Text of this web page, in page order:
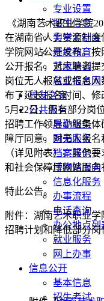
专业设置
招生信息
奖学金制度
继续教育
艺术培训
就业信息网
校友之家
公共服务
后勤服务
图书服务
档案服务
博物馆服务
信息化服务
办事流程
电话查询
办公地点列
就业服务
网上办事
信息公开
基本信息
招生考试
《湖南艺术职业学院
在湖南省人力资源社
学院网站公开发布。
公开报名，对应聘者
岗位无人报名或报名人
布了延长报名时间、
5月22日，仍有部分岗
招聘工作领导小组集
障厅同意，对无人报
（详见附表），其他
和社会保障厅网站面向
特此公告。
附件：湖南艺术职业
招聘计划和降低部分